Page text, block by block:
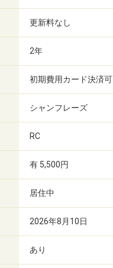
更新料なし
2年
初期費用カード決済可
シャンフレーズ
RC
有 5,500円
居住中
2026年8月10日
あり